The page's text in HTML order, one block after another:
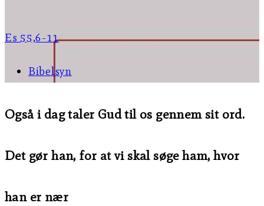
Es 55,6-11
Bibelsyn
Også i dag taler Gud til os gennem sit ord.
Det gør han, for at vi skal søge ham, hvor
han er nær